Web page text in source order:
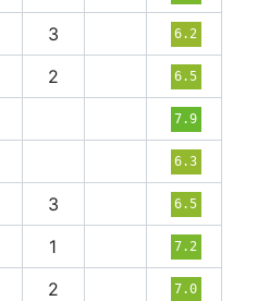
3 6.2
2 6.5
7.9
6.3
3 6.5
1 7.2
2 7.0